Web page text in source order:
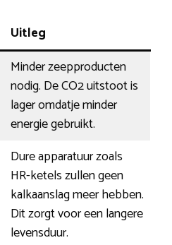
Uitleg
Minder zeepproducten
nodig. De CO2 uitstoot is
lager omdatje minder
energie gebruikt.
Dure apparatuur zoals
HR-ketels zullen geen
kalkaanslag meer hebben.
Dit zorgt voor een langere
levensduur.